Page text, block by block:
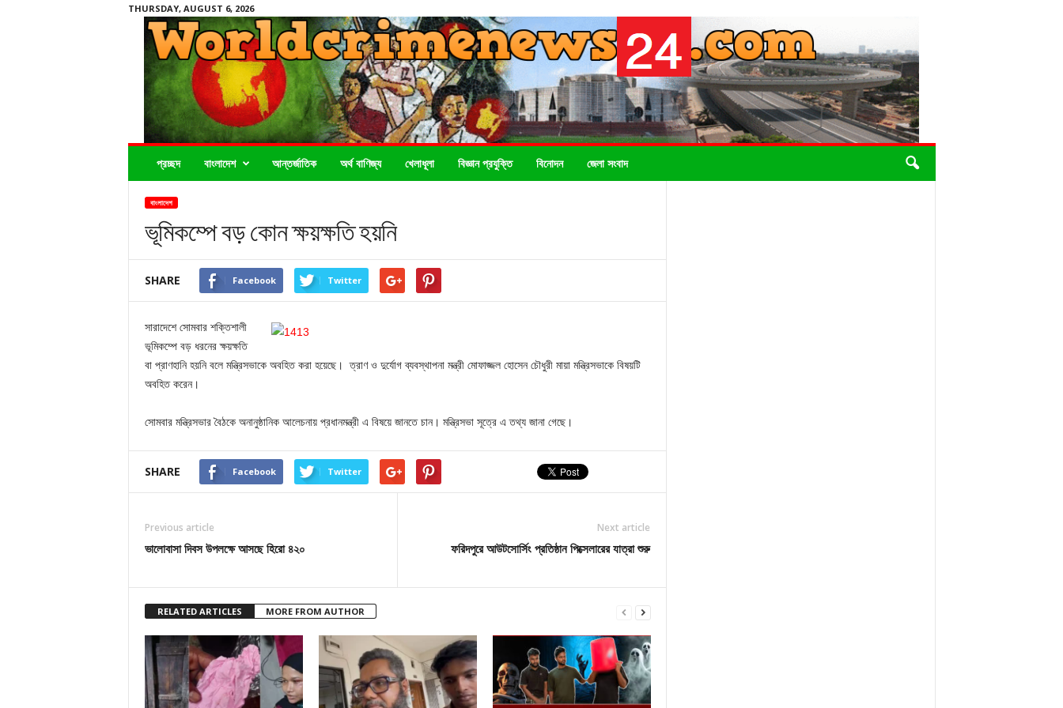
THURSDAY, AUGUST 6, 2026
প্রচ্ছদ বাংলাদেশ আন্তর্জাতিক অর্থ বাণিজ্য খেলাধূলা বিজ্ঞান প্রযুক্তি বিনোদন জেলা সংবাদ
বাংলাদেশ
ভূমিকম্পে বড় কোন ক্ষয়ক্ষতি হয়নি
SHARE Facebook Twitter
সারাদেশে সোমবার শক্তিশালী
ভূমিকম্পে বড় ধরনের ক্ষয়ক্ষতি
বা প্রাণহানি হয়নি বলে মন্ত্রিসভাকে অবহিত করা হয়েছে। ত্রাণ ও দুর্যোগ ব্যবস্থাপনা মন্ত্রী মোফাজ্জল হোসেন চৌধুরী মায়া মন্ত্রিসভাকে বিষয়টি
অবহিত করেন।
সোমবার মন্ত্রিসভার বৈঠকে অনানুষ্ঠানিক আলেচনায় প্রধানমন্ত্রী এ বিষয়ে জানতে চান। মন্ত্রিসভা সূত্রে এ তথ্য জানা গেছে।
SHARE Facebook Twitter
Previous article
ভালোবাসা দিবস উপলক্ষে আসছে হিরো ৪২০
Next article
ফরিদপুরে আউটসোর্সিং প্রতিষ্ঠান পিক্সেলারের যাত্রা শুরু
RELATED ARTICLES MORE FROM AUTHOR